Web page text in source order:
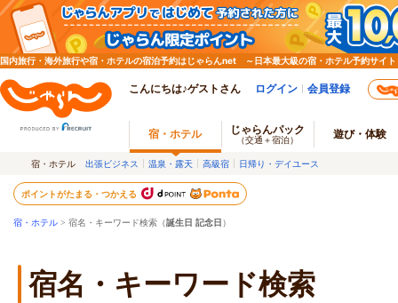
国内旅行・海外旅行や宿・ホテルの宿泊予約はじゃらんnet ～日本最大級の宿・ホテル予約サイト
こんにちは♪ゲストさん ログイン 会員登録
宿・ホテル じゃらんパック
（交通＋宿泊） 遊び・体験
宿・ホテル 出張ビジネス 温泉・露天 高級宿 日帰り・デイユース
ポイントがたまる・つかえる
宿・ホテル > 宿名・キーワード検索（誕生日 記念日 ）
宿名・キーワード検索